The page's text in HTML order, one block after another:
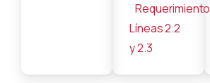
Requerimiento
Líneas 2.2
y 2.3